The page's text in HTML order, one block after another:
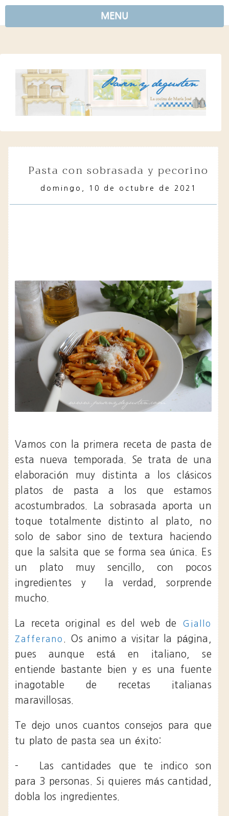
MENU
pasta con sobrasada y pecorino
domingo, 10 de octubre de 2021
Vamos con la primera receta de pasta de
esta nueva temporada. Se trata de una
elaboración muy distinta a los clásicos
platos de pasta a los que estamos
acostumbrados. La sobrasada aporta un
toque totalmente distinto al plato, no
solo de sabor sino de textura haciendo
que la salsita que se forma sea única. Es
un plato muy sencillo, con pocos
ingredientes y la verdad, sorprende
mucho.
La receta original es del web de
Giallo
Zafferano
. Os animo a visitar la página,
pues aunque está en italiano, se
entiende bastante bien y es una fuente
inagotable de recetas italianas
maravillosas.
Te dejo unos cuantos consejos para que
tu plato de pasta sea un éxito:
-
Las cantidades que te indico son
para 3 personas. Si quieres más cantidad,
dobla los ingredientes.